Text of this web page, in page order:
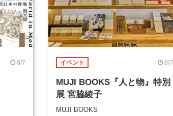
8/7 イベント 8/7
MUJI BOOKS『人と物』特別
展 宮脇綾子
MUJI BOOKS